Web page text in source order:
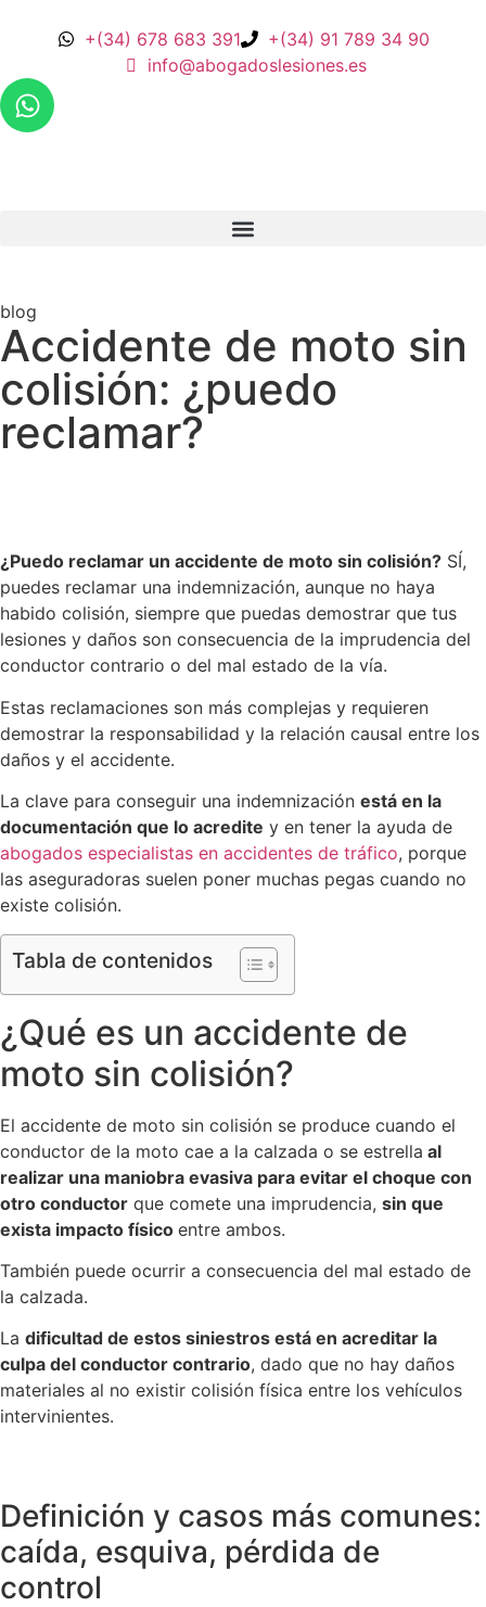
+(34) 678 683 391
+(34) 91 789 34 90
info@abogadoslesiones.es
blog
Accidente de moto sin
colisión: ¿puedo
reclamar?
¿Puedo reclamar un accidente de moto sin colisión? SÍ,
puedes reclamar una indemnización, aunque no haya
habido colisión, siempre que puedas demostrar que tus
lesiones y daños son consecuencia de la imprudencia del
conductor contrario o del mal estado de la vía.
Estas reclamaciones son más complejas y requieren
demostrar la responsabilidad y la relación causal entre los
daños y el accidente.
La clave para conseguir una indemnización está en la
documentación que lo acredite y en tener la ayuda de
abogados especialistas en accidentes de tráfico, porque
las aseguradoras suelen poner muchas pegas cuando no
existe colisión.
Tabla de contenidos
¿Qué es un accidente de
moto sin colisión?
El accidente de moto sin colisión se produce cuando el
conductor de la moto cae a la calzada o se estrella al
realizar una maniobra evasiva para evitar el choque con
otro conductor que comete una imprudencia, sin que
exista impacto físico entre ambos.
También puede ocurrir a consecuencia del mal estado de
la calzada.
La dificultad de estos siniestros está en acreditar la
culpa del conductor contrario, dado que no hay daños
materiales al no existir colisión física entre los vehículos
intervinientes.
Definición y casos más comunes:
caída, esquiva, pérdida de
control